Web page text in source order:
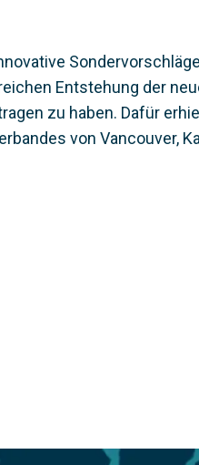
Entstehung der
zu haben. Dafür
von Vancouver,